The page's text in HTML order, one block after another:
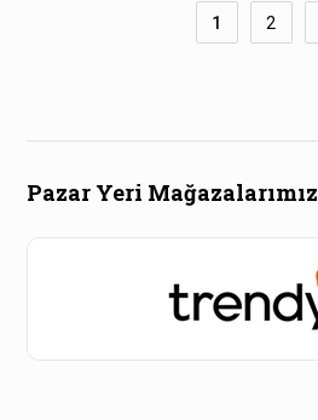
1 2
Pazar Yeri Mağazalarımız